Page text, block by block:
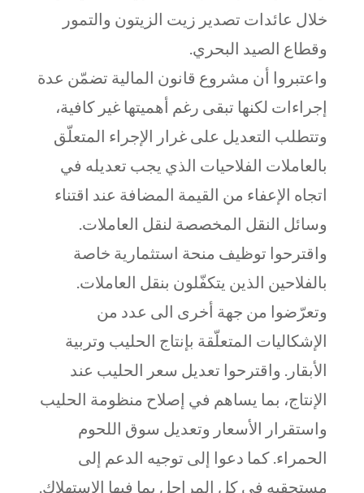
خلال عائدات تصدير زيت الزيتون والتمور
وقطاع الصيد البحري.
واعتبروا أن مشروع قانون المالية تضمّن عدة
إجراءات لكنها تبقى رغم أهميتها غير كافية،
وتتطلب التعديل على غرار الإجراء المتعلّق
بالعاملات الفلاحيات الذي يجب تعديله في
اتجاه الإعفاء من القيمة المضافة عند اقتناء
وسائل النقل المخصصة لنقل العاملات.
واقترحوا توظيف منحة استثمارية خاصة
بالفلاحين الذين يتكفّلون بنقل العاملات.
وتعرّضوا من جهة أخرى الى عدد من
الإشكاليات المتعلّقة بإنتاج الحليب وتربية
الأبقار. واقترحوا تعديل سعر الحليب عند
الإنتاج، بما يساهم في إصلاح منظومة الحليب
واستقرار الأسعار وتعديل سوق اللحوم
الحمراء. كما دعوا إلى توجيه الدعم إلى
مستحقيه في كل المراحل بما فيها الاستهلاك.